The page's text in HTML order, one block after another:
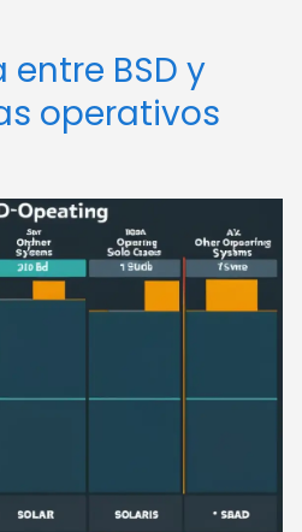
BSD y
operativos